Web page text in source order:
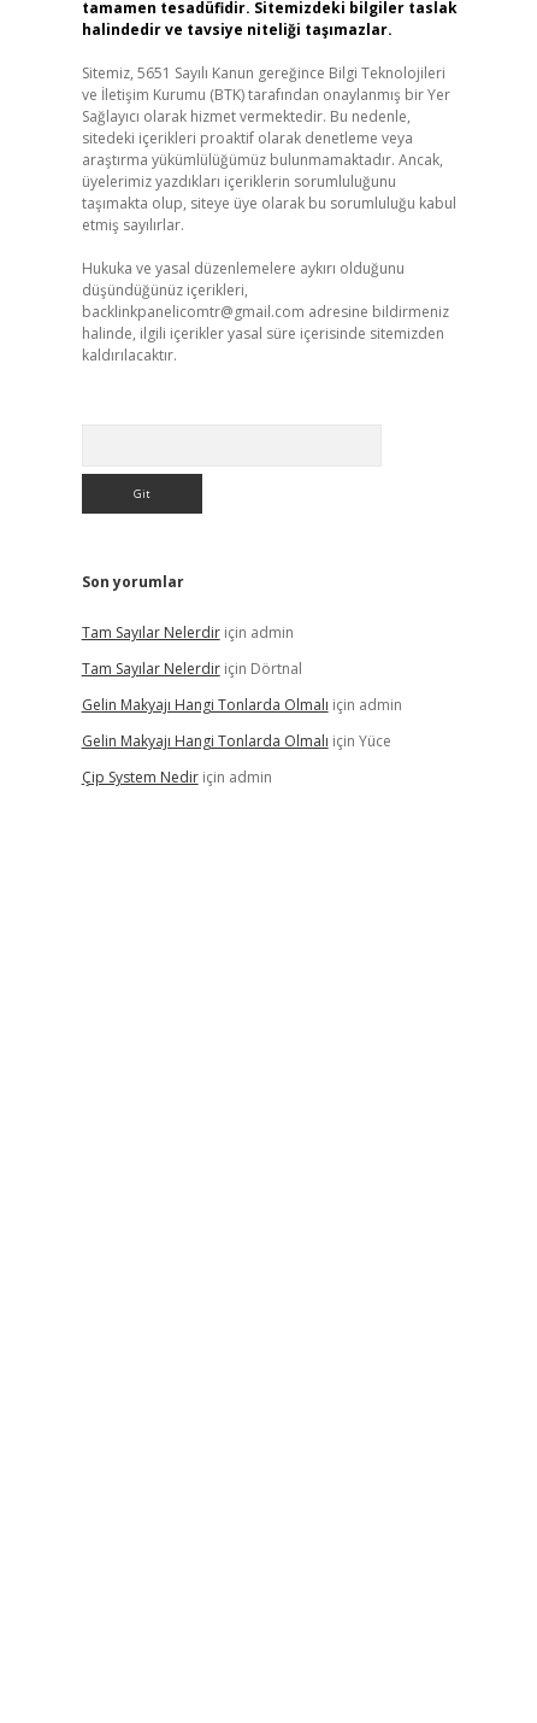
tamamen tesadüfidir. Sitemizdeki bilgiler taslak
halindedir ve tavsiye niteliği taşımazlar.
Sitemiz, 5651 Sayılı Kanun gereğince Bilgi Teknolojileri
ve İletişim Kurumu (BTK) tarafından onaylanmış bir Yer
Sağlayıcı olarak hizmet vermektedir. Bu nedenle,
sitedeki içerikleri proaktif olarak denetleme veya
araştırma yükümlülüğümüz bulunmamaktadır. Ancak,
üyelerimiz yazdıkları içeriklerin sorumluluğunu
taşımakta olup, siteye üye olarak bu sorumluluğu kabul
etmiş sayılırlar.
Hukuka ve yasal düzenlemelere aykırı olduğunu
düşündüğünüz içerikleri,
backlinkpanelicomtr@gmail.com adresine bildirmeniz
halinde, ilgili içerikler yasal süre içerisinde sitemizden
kaldırılacaktır.
Son yorumlar
Tam Sayılar Nelerdiriçin admin
Tam Sayılar Nelerdiriçin Dörtnal
Gelin Makyajı Hangi Tonlarda Olmalı için admin
Gelin Makyajı Hangi Tonlarda Olmalı için Yüce
Çip System Nediriçin admin